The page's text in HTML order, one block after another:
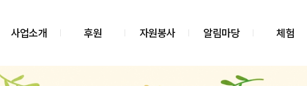
사업소개 후원 자원봉사 알림마당 체험